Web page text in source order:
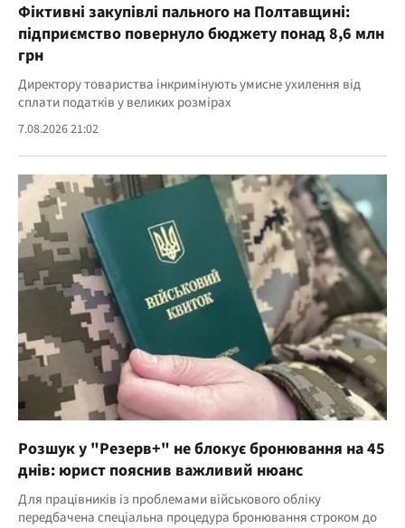
Фіктивні закупівлі пального на Полтавщині:
підприємство повернуло бюджету понад 8,6 млн
грн
Директору товариства інкримінують умисне ухилення від
сплати податків у великих розмірах
7.08.2026 21:02
Розшук у "Резерв+" не блокує бронювання на 45
днів: юрист пояснив важливий нюанс
Для працівників із проблемами військового обліку
передбачена спеціальна процедура бронювання строком до